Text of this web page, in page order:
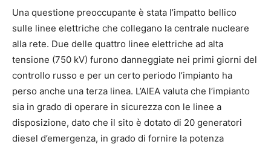
Una questione preoccupante è stata l’impatto bellico
sulle linee elettriche che collegano la centrale nucleare
alla rete. Due delle quattro linee elettriche ad alta
tensione (750 kV) furono danneggiate nei primi giorni del
controllo russo e per un certo periodo l’impianto ha
perso anche una terza linea. L’AIEA valuta che l’impianto
sia in grado di operare in sicurezza con le linee a
disposizione, dato che il sito è dotato di 20 generatori
diesel d’emergenza, in grado di fornire la potenza